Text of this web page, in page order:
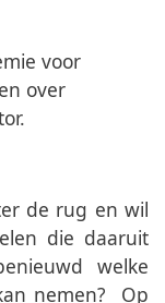
voor
over
de rug en wil
die daaruit
welke
nemen?  Op